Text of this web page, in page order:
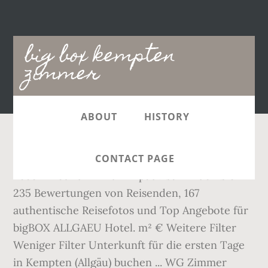
big box kempten
zimmer
Main
navigation
ABOUT HISTORY
CONTACT PAGE
bigBOX ALLGAEU Hotel: Geburtstag einer
235 Bewertungen von Reisenden, 167
authentische Reisefotos und Top Angebote für
bigBOX ALLGAEU Hotel. m² € Weitere Filter
Weniger Filter Unterkunft für die ersten Tage
in Kempten (Allgäu) buchen ... WG Zimmer